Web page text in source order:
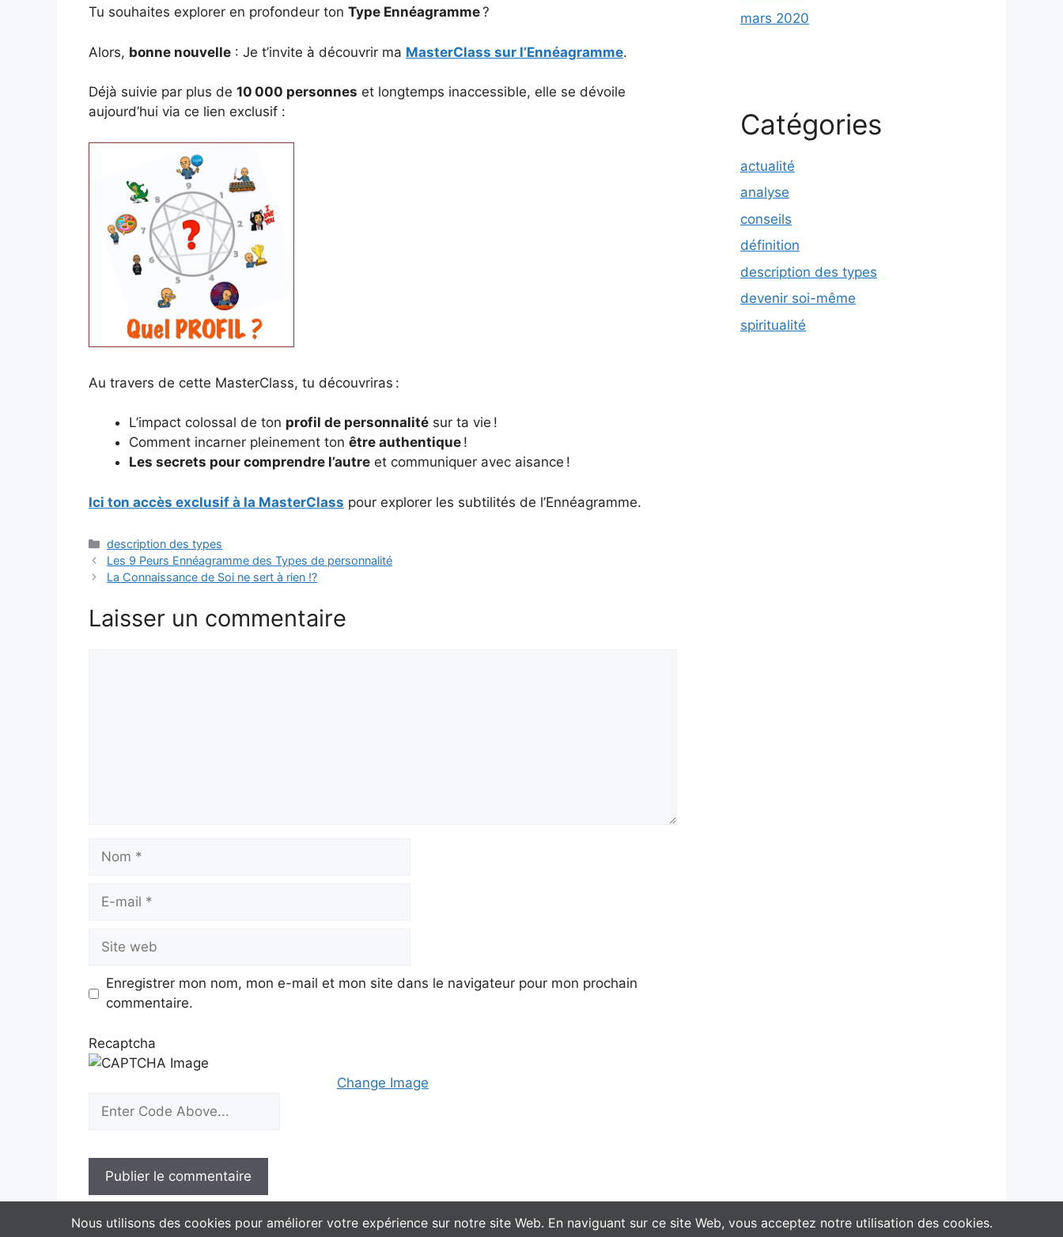
Tu souhaites explorer en profondeur ton Type Ennéagramme?
Alors, bonne nouvelle : Je t’invite à découvrir ma MasterClass sur l’Ennéagramme.
Déjà suivie par plus de 10 000 personnes et longtemps inaccessible, elle se dévoile
aujourd’hui via ce lien exclusif :
Au travers de cette MasterClass, tu découvriras :
L’impact colossal de ton profil de personnalité sur ta vie !
Comment incarner pleinement ton être authentique !
Les secrets pour comprendre l’autre et communiquer avec aisance !
Ici ton accès exclusif à la MasterClass pour explorer les subtilités de l’Ennéagramme.
Catégories
description des types
Les 9 Peurs Ennéagramme des Types de personnalité
La Connaissance de Soi ne sert à rien !?
Laisser un commentaire
Nom
Site
web
Enregistrer mon nom, mon e-mail et mon site dans le navigateur pour mon prochain
commentaire.
Recaptcha
Change Image
mars 2020
Catégories
actualité
analyse
conseils
définition
description des types
devenir soi-même
spiritualité
Nous utilisons des cookies pour améliorer votre expérience sur notre site Web. En naviguant sur ce site Web, vous acceptez notre utilisation des cookies.